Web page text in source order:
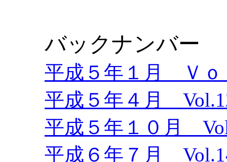
バックナンバー
平成５年１月 Ｖｏ
平成５年４月
平成５年１０月
平成６年７月